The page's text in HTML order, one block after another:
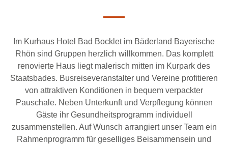
Im Kurhaus Hotel Bad Bocklet im Bäderland Bayerische
Rhön sind Gruppen herzlich willkommen. Das komplett
renovierte Haus liegt malerisch mitten im Kurpark des
Staatsbades. Busreiseveranstalter und Vereine profitieren
von attraktiven Konditionen in bequem verpackter
Pauschale. Neben Unterkunft und Verpflegung können
Gäste ihr Gesundheitsprogramm individuell
zusammenstellen. Auf Wunsch arrangiert unser Team ein
Rahmenprogramm für geselliges Beisammensein und